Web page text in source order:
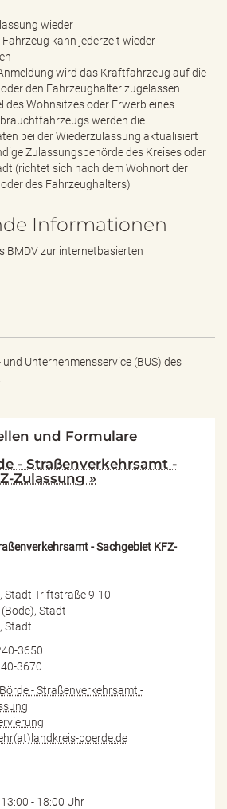
wieder
kann jederzeit wieder
wird das Kraftfahrzeug auf die
den Fahrzeughalter zugelassen
des Wohnsitzes oder Erwerb eines
werden die
bei der Wiederzulassung aktualisiert
Zulassungsbehörde des Kreises oder
(richtet sich nach dem Wohnort der
des Fahrzeughalters)
Informationen
BMDV zur internetbasierten
und Unternehmensservice (BUS) des
und Formulare
- Straßenverkehrsamt -
Zulassung »
- Sachgebiet KFZ-
Stadt Triftstraße 9-10
Stadt
Stadt
3650
3670
- Straßenverkehrsamt -
boerde.de
- 18:00 Uhr